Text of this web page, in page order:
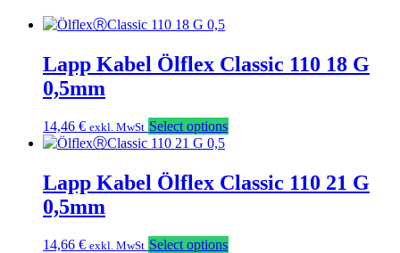
Lapp Kabel Ölflex Classic 110 18 G
0,5mm
14,46 € exkl. MwSt Select options
Lapp Kabel Ölflex Classic 110 21 G
0,5mm
14,66 € exkl. MwSt Select options